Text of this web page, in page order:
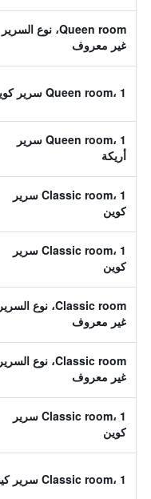
Queen room، نوع السرير
غير معروف
Queen room، 1 سرير كوين
Queen room، 1 سرير
أريكة
Classic room، 1 سرير
كوين
Classic room، 1 سرير
كوين
Classic room، نوع السرير
غير معروف
Classic room، نوع السرير
غير معروف
Classic room، 1 سرير
كوين
Classic room، 1 سرير كينغ